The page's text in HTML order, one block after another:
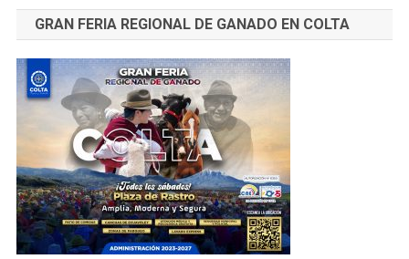
GRAN FERIA REGIONAL DE GANADO EN COLTA